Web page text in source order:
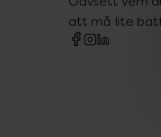
att må lite